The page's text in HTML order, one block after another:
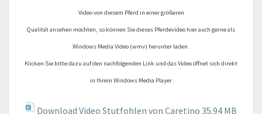
Video von diesem Pferd in einer größeren
Qualität ansehen möchten, so können Sie dieses Pferdevideo hier auch gerne als
Windows Media Video (wmv) herunter laden.
Klicken Sie bitte dazu auf den nachfolgenden Link und das Video öffnet sich direkt
in Ihrem Windows Media Player
Download Video Stutfohlen von Caretino 35.94 MB